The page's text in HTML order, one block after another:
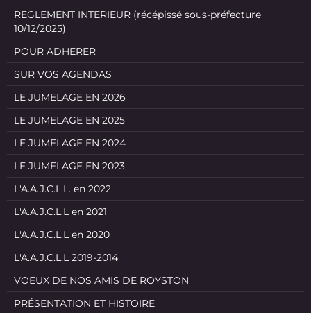
REGLEMENT INTERIEUR (récépissé sous-préfecture
10/12/2025)
POUR ADHERER
SUR VOS AGENDAS
LE JUMELAGE EN 2026
LE JUMELAGE EN 2025
LE JUMELAGE EN 2024
LE JUMELAGE EN 2023
L'A.A.J.C.L.L. en 2022
L'A.A.J.C.L.L en 2021
L'A.A.J.C.L.L en 2020
L'A.A.J.C.L.L 2019-2014
VOEUX DE NOS AMIS DE ROYSTON
PRÉSENTATION ET HISTOIRE